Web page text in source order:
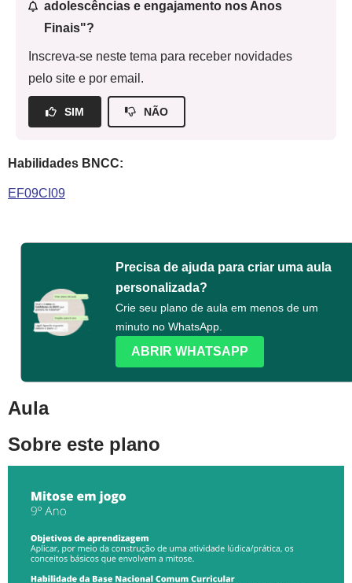
adolescências e engajamento nos Anos
Finais"?
Inscreva-se neste tema para receber novidades
pelo site e por email.
SIM NÃO
Habilidades BNCC:
EF09CI09
Precisa de ajuda para criar uma aula
personalizada?
Crie seu plano de aula em menos de um
minuto no WhatsApp.
ABRIR WHATSAPP
Aula
Sobre este plano